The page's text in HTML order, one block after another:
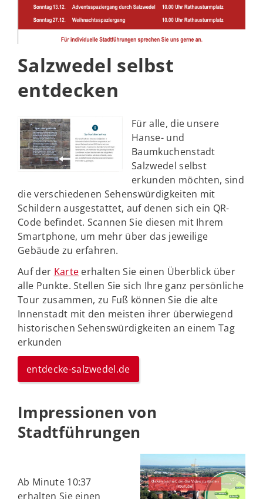
Salzwedel selbst
entdecken
Für alle, die unsere
Hanse- und
Baumkuchenstadt
Salzwedel selbst
erkunden möchten, sind
die verschiedenen Sehenswürdigkeiten mit
Schildern ausgestattet, auf denen sich ein QR-
Code befindet. Scannen Sie diesen mit Ihrem
Smartphone, um mehr über das jeweilige
Gebäude zu erfahren.
Auf der Karte erhalten Sie einen Überblick über
alle Punkte. Stellen Sie sich Ihre ganz persönliche
Tour zusammen, zu Fuß können Sie die alte
Innenstadt mit den meisten ihrer überwiegend
historischen Sehenswürdigkeiten an einem Tag
erkunden
entdecke-salzwedel.de
Impressionen von
Stadtführungen
Ab Minute 10:37
erhalten Sie einen